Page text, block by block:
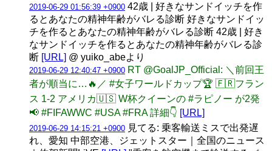
2019-06-29 01:56:39 +0900 42歳 | 好きなサンドイッチを作
るとあなたの精神年齢がバレる診断 好きなサンドイッ
チを作るとあなたの精神年齢がバレる診断 42歳 | 好き
なサンドイッチを作るとあなたの精神年齢がバレる診
断 [URL] @ yuiko_abeより
2019-06-29 12:40:47 +0900 RT @GoalJP_Official: ＼前回王
者が順当に…🔥／ #女子ワールドカップ🏆 🇫🇷フラン
ス 1-2 アメリカ🇺🇸 W杯クイーンの #ラピノー が2発
📢 #FIFAWWC #USA #FRA 詳細👇 [URL]
2019-06-29 14:15:21 +0900 見てる: 乗客輸送ミスで出発遅
れ、愛知 中部空港、ジェットスター｜全国のニュース